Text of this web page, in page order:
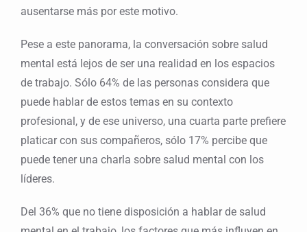
ausentarse más por este motivo.
Pese a este panorama, la conversación sobre salud
mental está lejos de ser una realidad en los espacios
de trabajo. Sólo 64% de las personas considera que
puede hablar de estos temas en su contexto
profesional, y de ese universo, una cuarta parte prefiere
platicar con sus compañeros, sólo 17% percibe que
puede tener una charla sobre salud mental con los
líderes.
Del 36% que no tiene disposición a hablar de salud